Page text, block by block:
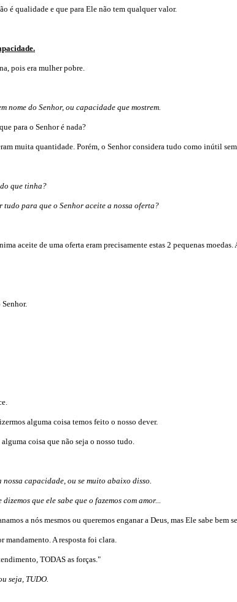
é qualidade e que para Ele não tem qualquer valor.
pois era mulher pobre.
nome do Senhor, ou capacidade que mostrem.
para o Senhor é nada?
muita quantidade. Porém, o Senhor considera tudo como inútil
que tinha?
tudo para que o Senhor aceite a nossa oferta?
aceite de uma oferta eram precisamente estas 2 pequenas
alguma coisa temos feito o nosso dever.
coisa que não seja o nosso tudo.
capacidade, ou se muito abaixo disso.
que ele sabe que o fazemos com amor...
a nós mesmos ou queremos enganar a Deus, mas Ele sabe bem
mandamento. A resposta foi clara.
TODAS as forças."
seja, TUDO.